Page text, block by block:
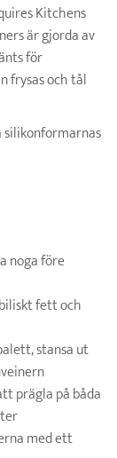
Kitchens
är gjorda av
för
frysas och tål
noga före
fett och
stansa ut
prägla på båda
med ett